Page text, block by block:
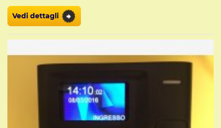
Vedi dettagli